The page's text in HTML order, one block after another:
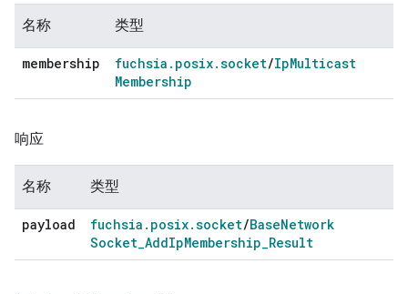
名称 类型
membership fuchsia . posix.socket/IpMulticast
Membership
响应
名称 类型
payload fuchsia . posix.socket/BaseNetwork
Socket AddIpMembership Result